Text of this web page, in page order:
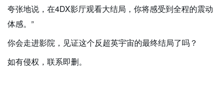
夸张地说，在4DX影厅观看大结局，你将感受到全程的震动
体感。”
你会走进影院，见证这个反超英宇宙的最终结局了吗？
如有侵权，联系即删。